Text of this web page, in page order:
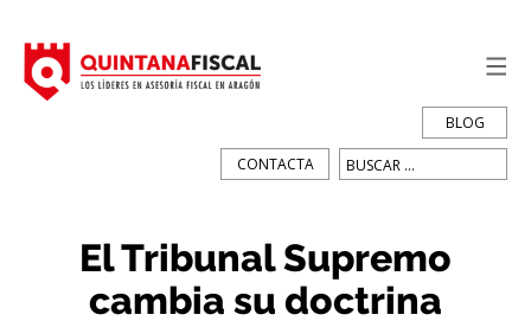
CONTACTA Buscar:
BLOG
El Tribunal Supremo
cambia su doctrina